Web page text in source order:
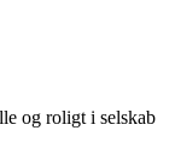
og roligt i selskab